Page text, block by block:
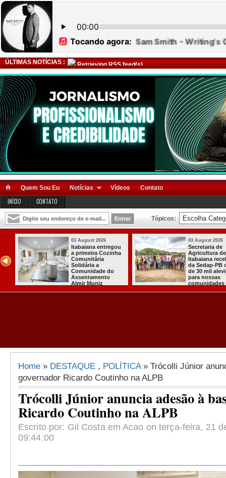
ÚLTIMAS NOTÍCIAS : Retrieving RSS feed(s)
Quem Sou Eu Notícias Vídeos Contato
INÍCIO CONTATO
Tópicos:
rurais
03 August 2026
Mulher em aparente
surto esfaqueia a
própria mãe em
João Pessoa
03 August
PT
para
quarto
Home » DESTAQUE , POLÍTICA» Trócolli Júnior
governador Ricardo Coutinho na ALPB
Trócolli Júnior anuncia adesão à
Ricardo Coutinho na ALPB
Escrito por: Gil Costa em Acao on terça-feira, 21
09:44:00